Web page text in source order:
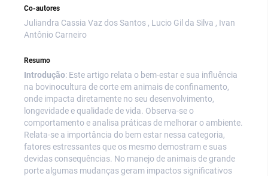
Co-autores
Juliandra Cassia Vaz dos Santos , Lucio Gil da Silva , Ivan
Antônio Carneiro
Resumo
Introdução: Este artigo relata o bem-estar e sua influência
na bovinocultura de corte em animais de confinamento,
onde impacta diretamente no seu desenvolvimento,
longevidade e qualidade de vida. Observa-se o
comportamento e analisa práticas de melhorar o ambiente.
Relata-se a importância do bem estar nessa categoria,
fatores estressantes que os mesmo demostram e suas
devidas consequências. No manejo de animais de grande
porte algumas mudanças geram impactos significativos